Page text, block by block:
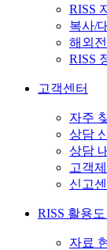
RISS
복사/
해외
RISS
고객센터
자주
상담
상담
고객
신고
RISS 활용
자료